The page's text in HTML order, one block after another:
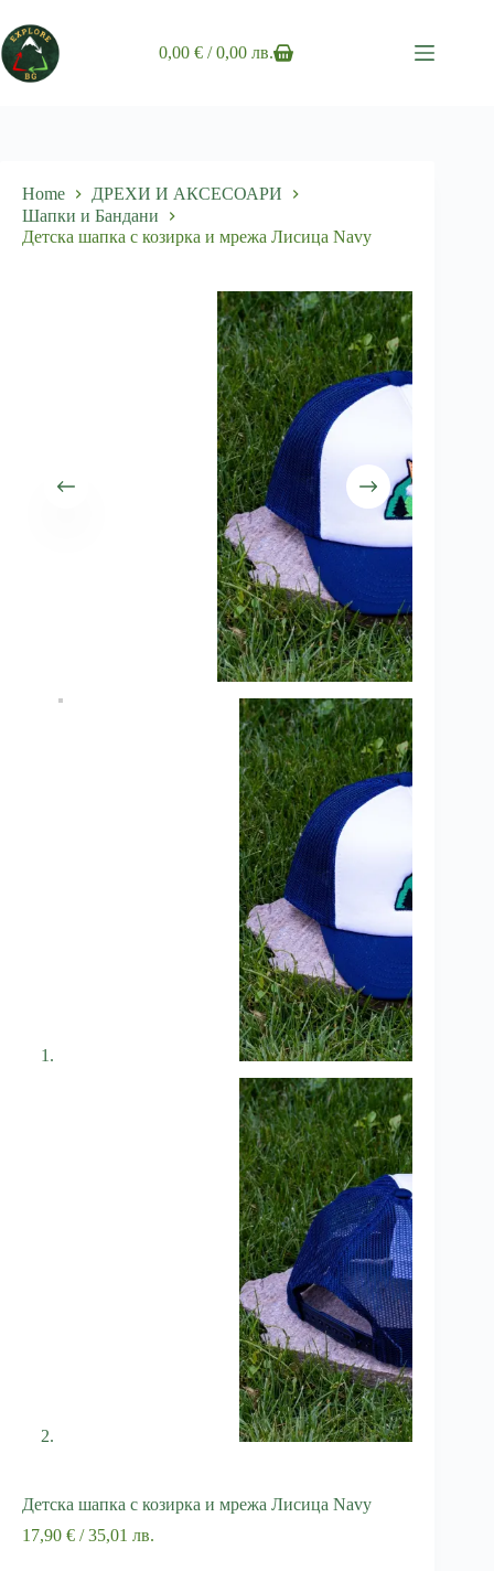
to
content
Shopping
0,00€ / 0,00 лв.
Home
ДРЕХИ И АКСЕСОАРИ
Шапки и Бандани
Детска шапка с козирка и мрежа Лисица Navy
Детска шапка с козирка и мрежа Лисица Navy
17,90 € / 35,01 лв.